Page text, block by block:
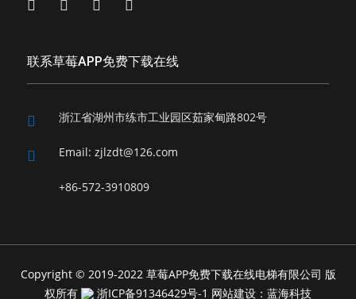
联系草莓APP免费下载在线
浙江省湖州市练市工业园区茹家甸路802号
Email: zjlzdt@126.com
+86-572-3910809
Copyright © 2019-2022 草莓APP免费下载在线电梯有限公司 版
权所有
浙ICP备91346429号-1 网站建设：蓝海科技